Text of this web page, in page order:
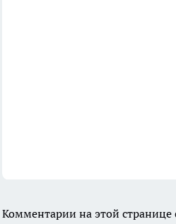
Комментарии на этой